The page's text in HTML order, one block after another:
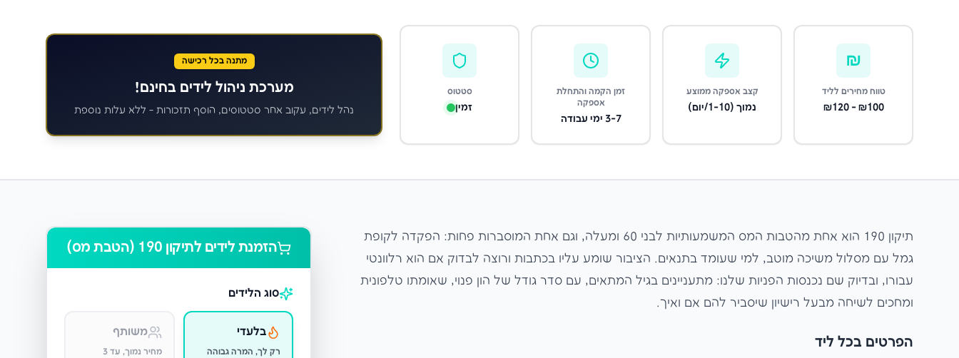
₪
טווח מחירים לליד
₪100 - ₪120
קצב אספקה ממוצע
נמוך (1-10/יום)
זמן הקמה והתחלת
אספקה
3-7 ימי עבודה
סטטוס
זמין
מתנה בכל רכישה
מערכת ניהול לידים בחינם!
נהל לידים, עקוב אחר סטטוסים, הוסף תזכורות - ללא עלות נוספת
תיקון 190 הוא אחת מהטבות המס המשמעותיות לבני 60 ומעלה, וגם אחת המוסברות פחות: הפקדה לקופת
גמל עם מסלול משיכה מוטב, למי שעומד בתנאים. הציבור שומע עליו בכתבות ורוצה לבדוק אם הוא רלוונטי
עבורו, ובדיוק שם נכנסות הפניות שלנו: מתעניינים בגיל המתאים, עם סדר גודל של הון פנוי, שאומתו טלפונית
ומחכים לשיחה מבעל רישיון שיסביר להם אם ואיך.
הפרטים בכל ליד
הזמנת לידים לתיקון 190 (הטבת מס)
סוג הלידים
בלעדי
רק לך, המרה גבוהה
משותף
מחיר נמוך, עד 3